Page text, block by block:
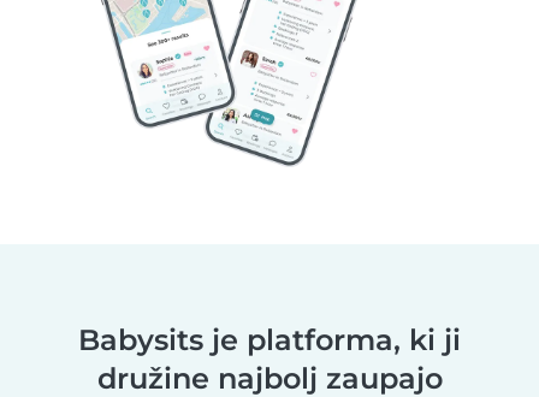
Babysits je platforma, ki ji
družine najbolj zaupajo